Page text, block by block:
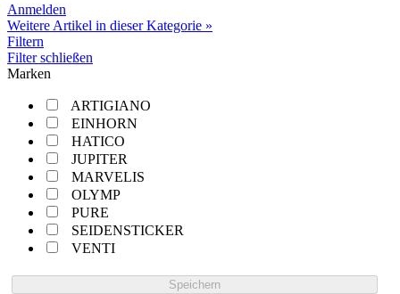
Anmelden
Weitere Artikel in dieser Kategorie »
Filtern
Filter schließen
Marken
ARTIGIANO
EINHORN
HATICO
JUPITER
MARVELIS
OLYMP
PURE
SEIDENSTICKER
VENTI
Speichern